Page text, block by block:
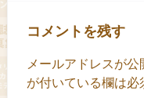
コメントを残す
メールアドレスが公
が付いている欄は必